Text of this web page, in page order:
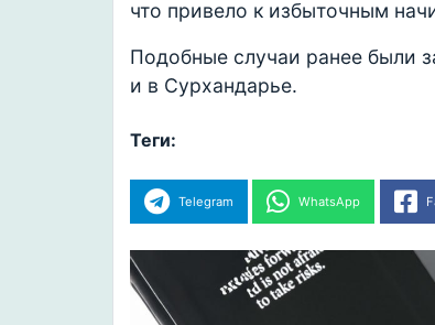
что привело к избыточным
Подобные случаи ранее были
и в Сурхандарье.
Теги:
Telegram WhatsApp